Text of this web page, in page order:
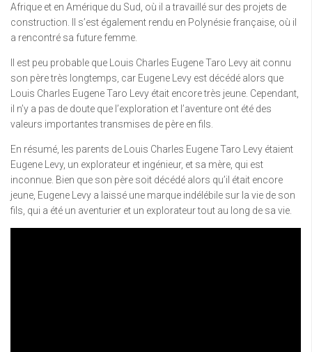
Afrique et en Amérique du Sud, où il a travaillé sur des projets de
construction. Il s’est également rendu en Polynésie française, où il
a rencontré sa future femme.
Il est peu probable que Louis Charles Eugene Taro Levy ait connu
son père très longtemps, car Eugene Levy est décédé alors que
Louis Charles Eugene Taro Levy était encore très jeune. Cependant,
il n’y a pas de doute que l’exploration et l’aventure ont été des
valeurs importantes transmises de père en fils.
En résumé, les parents de Louis Charles Eugene Taro Levy étaient
Eugene Levy, un explorateur et ingénieur, et sa mère, qui est
inconnue. Bien que son père soit décédé alors qu’il était encore
jeune, Eugene Levy a laissé une marque indélébile sur la vie de son
fils, qui a été un aventurier et un explorateur tout au long de sa vie.